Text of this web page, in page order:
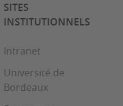
SITES
INSTITUTIONNELS
Intranet
Université de
Bordeaux